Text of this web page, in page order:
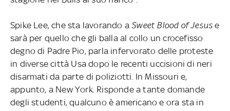
Spike Lee, che sta lavorando aSweet Blood of Jesus e
sarà per quello che gli balla al collo un crocefisso
degno di Padre Pio, parla infervorato delle proteste
in diverse città Usa dopo le recenti uccisioni di neri
disarmati da parte di poliziotti. In Missouri e,
appunto, a New York. Risponde a tante domande
degli studenti, qualcuno è americano e ora sta in